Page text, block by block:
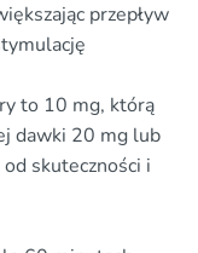
przepływ
to 10 mg, którą
dawki 20 mg lub
skuteczności i